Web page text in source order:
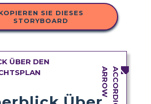
SIE DIESES
STORYBOARD
ÜBER DEN